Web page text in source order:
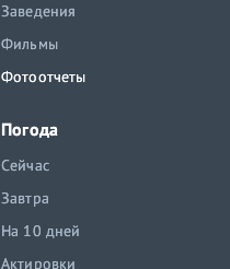
Заведения
Фильмы
Фотоотчеты
Погода
Сейчас
Завтра
На 10 дней
Актировки